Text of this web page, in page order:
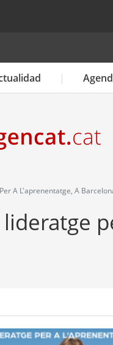
A L'aprenentatge, A